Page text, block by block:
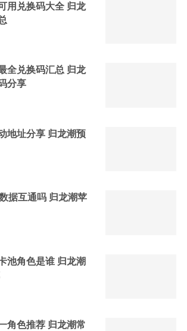
用兑换码大全 归龙
全兑换码汇总 归龙
分享
地址分享 归龙潮预
据互通吗 归龙潮苹
池角色是谁 归龙潮
角色推荐 归龙潮常